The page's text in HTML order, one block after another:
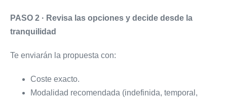
PASO 2 · Revisa las opciones y decide desde la
tranquilidad
Te enviarán la propuesta con:
Coste exacto.
Modalidad recomendada (indefinida, temporal,